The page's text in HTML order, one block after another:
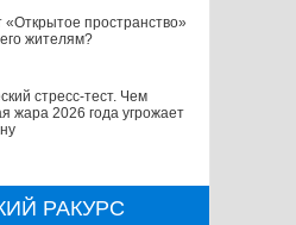
«Открытое пространство»
жителям?
стресс-тест. Чем
жара 2026 года угрожает
РАКУРС